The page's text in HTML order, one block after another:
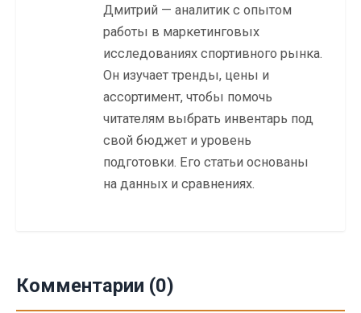
Дмитрий — аналитик с опытом
работы в маркетинговых
исследованиях спортивного рынка.
Он изучает тренды, цены и
ассортимент, чтобы помочь
читателям выбрать инвентарь под
свой бюджет и уровень
подготовки. Его статьи основаны
на данных и сравнениях.
Комментарии (0)